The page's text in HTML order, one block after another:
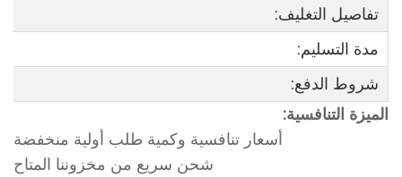
تفاصيل التغليف:
مدة التسليم:
شروط الدفع:
الميزة التنافسية:
أسعار تنافسية وكمية طلب أولية منخفضة
شحن سريع من مخزوننا المتاح